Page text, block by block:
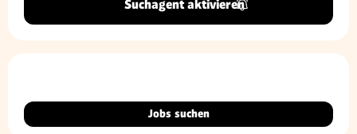
Suchagent aktivieren
Jobs suchen